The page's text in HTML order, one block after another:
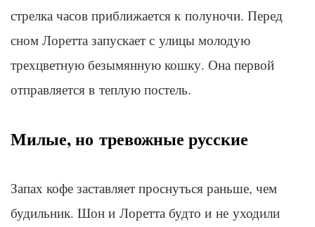
стрелка часов приближается к полуночи. Перед
сном Лоретта запускает с улицы молодую
трехцветную безымянную кошку. Она первой
отправляется в теплую постель.
Милые, но тревожные русские
Запах кофе заставляет проснуться раньше, чем
будильник. Шон и Лоретта будто и не уходили